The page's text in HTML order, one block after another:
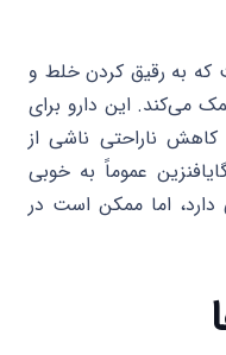
که به رقیق کردن خلط و
می‌کند. این دارو برای
ناراحتی ناشی از
عموماً به خوبی
اما ممکن است در